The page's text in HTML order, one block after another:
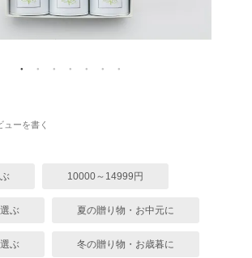
ューを書く
10000～14999円
ぶ 夏の贈り物・お中元に
ぶ 冬の贈り物・お歳暮に